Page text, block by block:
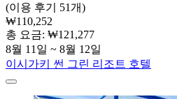
(이용 후기 51개)
₩110,252
총 요금: ₩121,277
8월 11일 ~ 8월 12일
이시가키 썬 그린 리조트 호텔